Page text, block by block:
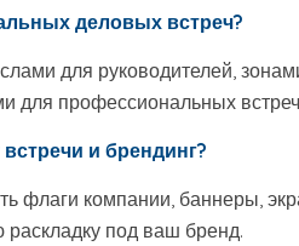
деловых встреч?
для руководителей,
для профессиональных
и брендинг?
флаги компании, баннеры,
под ваш бренд.